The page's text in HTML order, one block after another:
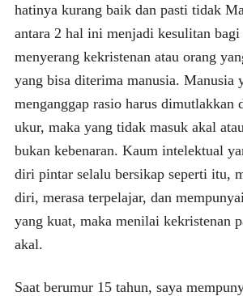
hatinya kurang baik dan pasti tidak
antara 2 hal ini menjadi kesulitan bagi
menyerang kekristenan atau orang
yang bisa diterima manusia. Manusia
menganggap rasio harus dimutlakkan
ukur, maka yang tidak masuk akal
bukan kebenaran. Kaum intelektual
diri pintar selalu bersikap seperti itu,
diri, merasa terpelajar, dan mempunyai
yang kuat, maka menilai kekristenan
akal.
Saat berumur 15 tahun, saya